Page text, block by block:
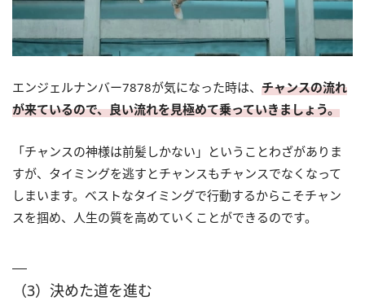
エンジェルナンバー7878が気になった時は、 チャンスの流れ
が来ているので、良い流れを見極めて乗っていきましょう。
「チャンスの神様は前髪しかない」ということわざがありま
すが、タイミングを逃すとチャンスもチャンスでなくなって
しまいます。ベストなタイミングで行動するからこそチャン
スを掴め、人生の質を高めていくことができるのです。
（3）決めた道を進む